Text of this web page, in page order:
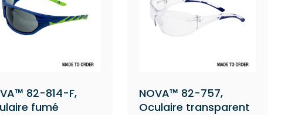
82-814-F,
fumé
NOVA™ 82-757,
Oculaire transparent